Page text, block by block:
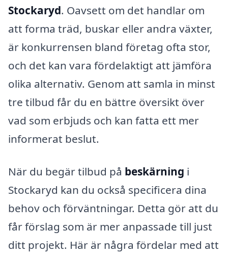
Stockaryd. Oavsett om det handlar om
att forma träd, buskar eller andra växter,
är konkurrensen bland företag ofta stor,
och det kan vara fördelaktigt att jämföra
olika alternativ. Genom att samla in minst
tre tilbud får du en bättre översikt över
vad som erbjuds och kan fatta ett mer
informerat beslut.
När du begär tilbud på beskärning i
Stockaryd kan du också specificera dina
behov och förväntningar. Detta gör att du
får förslag som är mer anpassade till just
ditt projekt. Här är några fördelar med att